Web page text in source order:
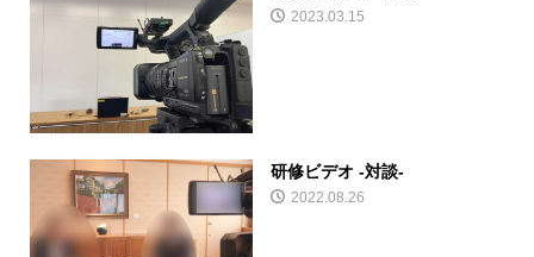
2023.03.15
研修ビデオ -対談-
2022.08.26